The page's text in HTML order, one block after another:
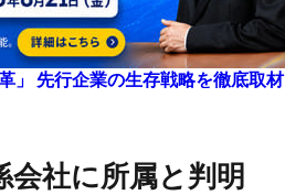
」 先行企業の生存戦略を徹底取材
会社に所属と判明